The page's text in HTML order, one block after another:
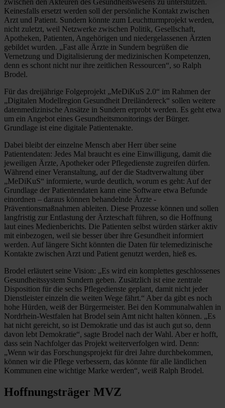
Keinesfalls ersetzt werden soll der persönliche Kontakt zwischen
Arzt und Patient. Sundern könnte zum Leuchtturmprojekt werden,
nicht zuletzt, weil Netzwerke zwischen Politik, Gesellschaft,
Apotheken, Patienten, Angehörigen und niedergelassenen Ärzten
gebildet wurden. „Fast alle Ärzte in Sundern begrüßen die
Vernetzung und Digitalisierung der medizinischen Kompetenzen,
denn es schont nicht nur ihre zeitlichen ­Ressourcen“, so Ralph
Brodel.
Für das dreijährige Folgeprojekt ­„MeDiKuS 2.0“ im Rahmen der
„Digitalen Modellregion Gesundheit Dreiländereck“ sollen weitere
datenmedizinische Ansätze in Sundern erprobt werden. Es geht etwa
um ein Angebot eines Gesundheits­monitorings der Bürger.
Grundlage ist ­eine digitale Patientenakte.
Dabei bleibt der einzelne Mensch aber Herr über seine
Patientendaten: Jedes Mal braucht es eine Einwilligung, damit die
jeweiligen Ärzte, Apotheker oder Pflege­dienste zugreifen dürfen.
Während einer Veranstaltung, auf der die Stadtverwaltung über
„MeDiKuS“ informierte, wurde deutlich, worum es geht: Auf der
Grundlage der Patientendaten kann eine Software etwa Befunde
einordnen – daraus können behandelnde Ärzte ­
Präventionsmaßnahmen ableiten. Diese Prozesse können und sollen
langfristig zur Entlastung der Ärzteschaft führen, so die Hoffnung
laut eines Medienberichts. Die Patienten selbst würden stärker aktiv
mit einbezogen, weil sie besser über ihre ­Gesundheit informiert
werden. Auf längere Sicht könnten die Daten für telemedizinische
Kontakte zwischen Arzt und Patient genutzt werden, hieß es.
Brodel erläutert seine Vision: „Es wird ein komplettes geschlossenes
Gesundheitssystem Sundern geben. Zusätzlich ist eine zentrale
Disposition für die sechs Pflegedienste geplant, damit nicht jeder
Dienstleister einzeln die weiten Wege fährt.“ Aber da gibt es noch
hohe Hürden, weiß der Bürgermeister. Bei den Kommunalwahlen in
­Nordrhein-Westfalen hat Brodel sein Amt nicht halten können. „Es
hat nicht gereicht, so ist Demokratie und das ist auch gut so, denn
davon lebt Demokratie“, sagte Brodel nach der Wahl. Aber er hofft,
dass sein Nachfolger das Projekt weiterverfolgen wird. Denn:
„Wenn wir das Forschungsprojekt für drei Jahre durchbekommen,
können wir die Pflege verbessern, das könnte für alle ländlichen
Kommunen eine wichtige Marke werden“, weiß Ralph Brodel.
Hoffnungsträger MVZ